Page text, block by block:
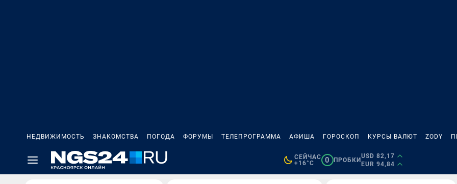
НЕДВИЖИМОСТЬ ЗНАКОМСТВА ПОГОДА ФОРУМЫ ТЕЛЕПРОГРАММА АФИША ГОРОСКОП КУРСЫ ВАЛЮТ ZODY
СЕЙЧАС
+16°C
0 ПРОБКИ
USD 82,17
EUR 94,84